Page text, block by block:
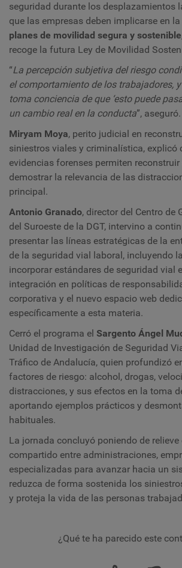
seguridad durante los desplazamientos
que las empresas deben implicarse en
planes de movilidad segura y sostenible
recoge la futura Ley de Movilidad
“La percepción subjetiva del riesgo
el comportamiento de los trabajadores,
toma conciencia de que ‘esto puede
un cambio real en la conducta”, aseguró.
Miryam Moya, perito judicial en
siniestros viales y criminalística, explicó
evidencias forenses permiten
demostrar la relevancia de las
principal.
Antonio Granado, director del Centro de
del Suroeste de la DGT, intervino a
presentar las líneas estratégicas de la
de la seguridad vial laboral, incluyendo
incorporar estándares de seguridad vial
integración en políticas de
corporativa y el nuevo espacio web
específicamente a esta materia.
Cerró el programa el Sargento Ángel
Unidad de Investigación de Seguridad
Tráfico de Andalucía, quien profundizó
factores de riesgo: alcohol, drogas,
distracciones, y sus efectos en la toma
aportando ejemplos prácticos y
habituales.
La jornada concluyó poniendo de
compartido entre administraciones,
especializadas para avanzar hacia un
reduzca de forma sostenida los
y proteja la vida de las personas
¿Qué te ha parecido este